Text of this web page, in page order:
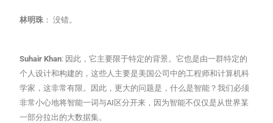
林明珠 ： 没错。
Suhair Khan: 因此，它主要限于特定的背景。它也是由一群特定的
个人设计和构建的，这些人主要是美国公司中的工程师和计算机科
学家，这非常有限。因此，更大的问题是，什么是智能？我们必须
非常小心地将智能一词与AI区分开来，因为智能不仅仅是从世界某
一部分拉出的大数据集。